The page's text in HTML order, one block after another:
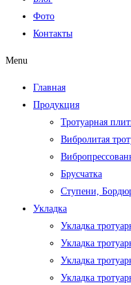
Фото
Контакты
Menu
Главная
Продукция
Тротуарная
Вибролитая
Брусчатка
Ступени,
Укладка
Укладка
Укладка
Укладка
Укладка